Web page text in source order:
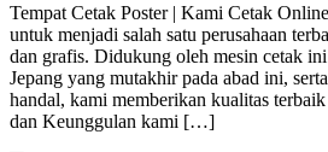
Tempat Cetak Poster | Kami Cetak
untuk menjadi salah satu perusahaan
dan grafis. Didukung oleh mesin cetak
Jepang yang mutakhir pada abad ini,
handal, kami memberikan kualitas
dan Keunggulan kami […]